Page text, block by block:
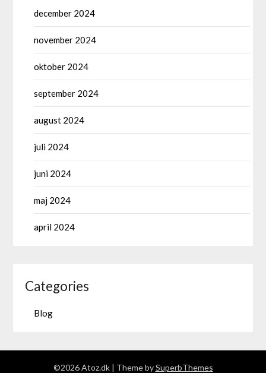
december 2024
november 2024
oktober 2024
september 2024
august 2024
juli 2024
juni 2024
maj 2024
april 2024
Categories
Blog
©2026 Atoz.dk | Theme bySuperbThemes